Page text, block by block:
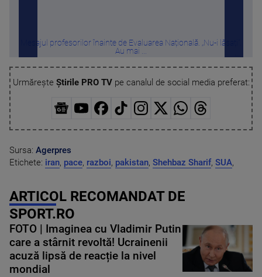
Mesajul profesorilor înainte de Evaluarea Națională. „Nu-i lăsați”.
Au mai ...
Urmărește Știrile PRO TVpe canalul de social media preferat:
Sursa: Agerpres
Etichete: iran, pace, razboi, pakistan, Shehbaz Sharif, SUA,
ARTICOL RECOMANDAT DE
SPORT.RO
FOTO | Imaginea cu Vladimir Putin
care a stârnit revoltă! Ucrainenii
acuză lipsă de reacție la nivel
mondial